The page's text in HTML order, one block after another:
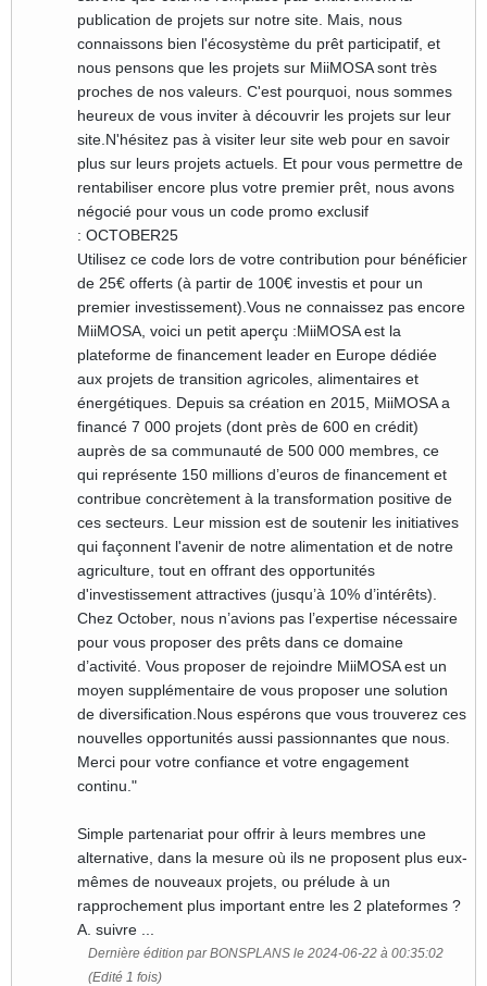
publication de projets sur notre site. Mais, nous
connaissons bien l'écosystème du prêt participatif, et
nous pensons que les projets sur MiiMOSA sont très
proches de nos valeurs. C'est pourquoi, nous sommes
heureux de vous inviter à découvrir les projets sur leur
site.N'hésitez pas à visiter leur site web pour en savoir
plus sur leurs projets actuels. Et pour vous permettre de
rentabiliser encore plus votre premier prêt, nous avons
négocié pour vous un code promo exclusif
: OCTOBER25
Utilisez ce code lors de votre contribution pour bénéficier
de 25€ offerts (à partir de 100€ investis et pour un
premier investissement).Vous ne connaissez pas encore
MiiMOSA, voici un petit aperçu :MiiMOSA est la
plateforme de financement leader en Europe dédiée
aux projets de transition agricoles, alimentaires et
énergétiques. Depuis sa création en 2015, MiiMOSA a
financé 7 000 projets (dont près de 600 en crédit)
auprès de sa communauté de 500 000 membres, ce
qui représente 150 millions d’euros de financement et
contribue concrètement à la transformation positive de
ces secteurs. Leur mission est de soutenir les initiatives
qui façonnent l'avenir de notre alimentation et de notre
agriculture, tout en offrant des opportunités
d'investissement attractives (jusqu’à 10% d’intérêts).
Chez October, nous n’avions pas l’expertise nécessaire
pour vous proposer des prêts dans ce domaine
d’activité. Vous proposer de rejoindre MiiMOSA est un
moyen supplémentaire de vous proposer une solution
de diversification.Nous espérons que vous trouverez ces
nouvelles opportunités aussi passionnantes que nous.
Merci pour votre confiance et votre engagement
continu."
Simple partenariat pour offrir à leurs membres une
alternative, dans la mesure où ils ne proposent plus eux-
mêmes de nouveaux projets, ou prélude à un
rapprochement plus important entre les 2 plateformes ?
A. suivre ...
Dernière édition par BONSPLANS le 2024-06-22 à 00:35:02
(Edité 1 fois)